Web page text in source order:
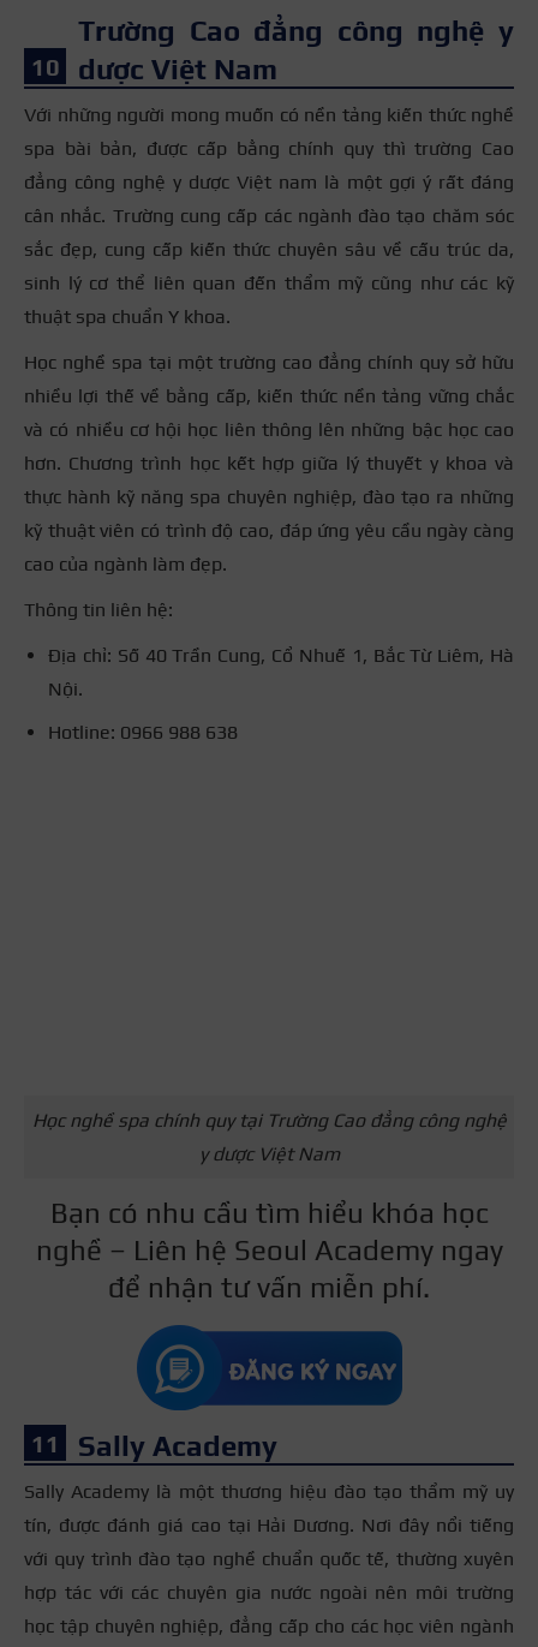
Trường Cao đẳng công nghệ y
dược Việt Nam
Với những người mong muốn có nền tảng kiến thức nghề
spa bài bản, được cấp bằng chính quy thì trường Cao
đẳng công nghệ y dược Việt nam là một gợi ý rất đáng
cân nhắc. Trường cung cấp các ngành đào tạo chăm sóc
sắc đẹp, cung cấp kiến thức chuyên sâu về cấu trúc da,
sinh lý cơ thể liên quan đến thẩm mỹ cũng như các kỹ
thuật spa chuẩn Y khoa.
Học nghề spa tại một trường cao đẳng chính quy sở hữu
nhiều lợi thế về bằng cấp, kiến thức nền tảng vững chắc
và có nhiều cơ hội học liên thông lên những bậc học cao
hơn. Chương trình học kết hợp giữa lý thuyết y khoa và
thực hành kỹ năng spa chuyên nghiệp, đào tạo ra những
kỹ thuật viên có trình độ cao, đáp ứng yêu cầu ngày càng
cao của ngành làm đẹp.
Thông tin liên hệ:
Địa chỉ: Số 40 Trần Cung, Cổ Nhuế 1, Bắc Từ Liêm, Hà
Nội.
Hotline: 0966 988 638
Học nghề spa chính quy tại Trường Cao đẳng công nghệ
y dược Việt Nam
Bạn có nhu cầu tìm hiểu khóa học
nghề – Liên hệ Seoul Academy ngay
để nhận tư vấn miễn phí.
Sally Academy
Sally Academy là một thương hiệu đào tạo thẩm mỹ uy
tín, được đánh giá cao tại Hải Dương. Nơi đây nổi tiếng
với quy trình đào tạo nghề chuẩn quốc tế, thường xuyên
hợp tác với các chuyên gia nước ngoài nên môi trường
học tập chuyên nghiệp, đẳng cấp cho các học viên ngành